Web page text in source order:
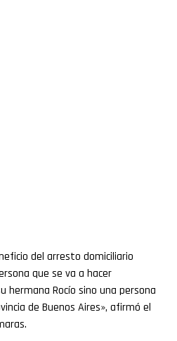
del arresto domiciliario
que se va a hacer
hermana Rocío sino una persona
de Buenos Aires», afirmó el